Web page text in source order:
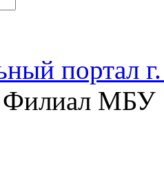
портал
Филиал МБУ